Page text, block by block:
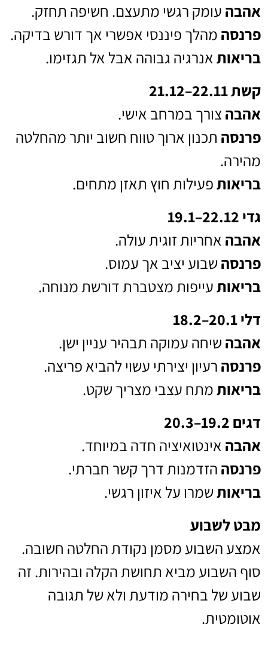
אהבה עומק רגשי מתעצם. חשיפה תחזק.
פרנסה מהלך פיננסי אפשרי אך דורש בדיקה.
בריאותאנרגיה גבוהה אבל אל תגזימו.
קשת 22.11–21.12
אהבה צורך במרחב אישי.
פרנסה תכנון ארוך טווח חשוב יותר מהחלטה
מהירה.
בריאותפעילות חוץ תאזן מתחים.
גדי 22.12–19.1
אהבה אחריות זוגית עולה.
פרנסה שבוע יציב אך עמוס.
בריאותעייפות מצטברת דורשת מנוחה.
דלי 20.1–18.2
אהבה שיחה עמוקה תבהיר עניין ישן.
פרנסה רעיון יצירתי עשוי להביא פריצה.
בריאותמתח עצבי מצריך שקט.
דגים 19.2–20.3
אהבה אינטואיציה חדה במיוחד.
פרנסה הזדמנות דרך קשר חברתי.
בריאותשמרו על איזון רגשי.
מבט לשבוע
אמצע השבוע מסמן נקודת החלטה חשובה.
סוף השבוע מביא תחושת הקלה ובהירות. זה
שבוע של בחירה מודעת ולא של תגובה
אוטומטית.